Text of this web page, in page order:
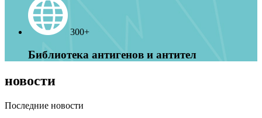
300+
Библиотека антигенов и антител
новости
Последние новости